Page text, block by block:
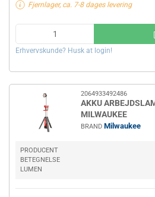
Fjernlager, ca. 7-8 dages levering
Erhvervskunde? Husk at login!
2064933492486
AKKU
MILWAUKEE
BRAND Milwaukee
PRODUCENT
BETEGNELSE
LUMEN